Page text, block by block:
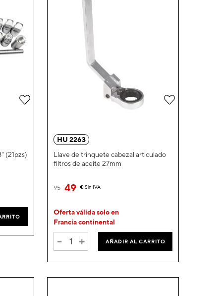
(21pzs)
Añadir
HU 2263
Llave de trinquete cabezal articulado
filtros de aceite 27mm
49 € Sin IVA
95
Oferta válida solo en
Francia continental
- + AÑADIR AL CARRITO
Añadir